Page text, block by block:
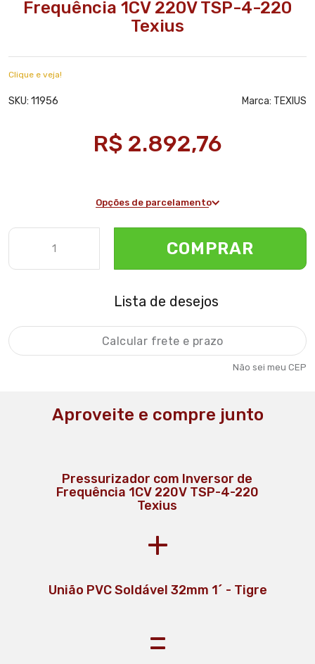
Frequência 1CV 220V TSP-4-220
Texius
Clique e veja!
SKU: 11956 Marca: TEXIUS
R$ 2.892,76
Opções de parcelamento
COMPRAR
Lista de desejos
Não sei meu CEP
Aproveite e compre junto
Pressurizador com Inversor de
Frequência 1CV 220V TSP-4-220
Texius
+
União PVC Soldável 32mm 1´ - Tigre
União CPVC Aquatherm 28mm 1´ -
Adesivo Aquatherm 17G -
=